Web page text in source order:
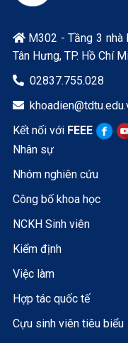
M302 - Tầng 3 nhà
Tân Hưng, TP. Hồ Chí
 02837.755.028

Kết nối với FEEE
Nhân sự
Nhóm nghiên cứu
Công bố khoa học
NCKH Sinh viên
Kiểm định
Việc làm
Hợp tác quốc tế
Cựu sinh viên tiêu biểu